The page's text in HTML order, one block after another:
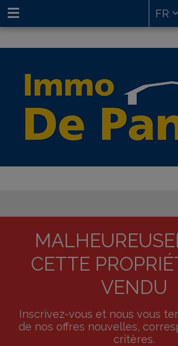
FR
CETTE
VENDU
Inscrivez-vous et nous vous
de nos offres nouvelles,
critères.